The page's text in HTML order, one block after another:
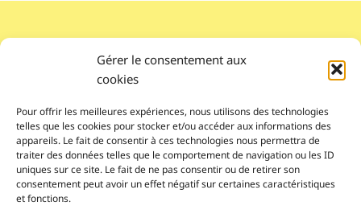
Gérer le consentement aux
cookies
Pour offrir les meilleures expériences, nous utilisons des technologies
telles que les cookies pour stocker et/ou accéder aux informations des
appareils. Le fait de consentir à ces technologies nous permettra de
traiter des données telles que le comportement de navigation ou les ID
uniques sur ce site. Le fait de ne pas consentir ou de retirer son
consentement peut avoir un effet négatif sur certaines caractéristiques
et fonctions.